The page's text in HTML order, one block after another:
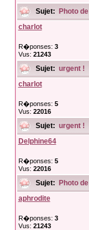
Sujet:
Photo
charlot
R�ponses: 3
Vus: 21243
Sujet: urgent !
charlot
R�ponses: 5
Vus: 22016
Sujet: urgent !
Delphine64
R�ponses: 5
Vus: 22016
Sujet:
Photo
aphrodite
R�ponses: 3
Vus: 21243